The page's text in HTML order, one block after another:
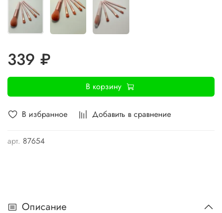
В избранное Добавить в сравнение
арт. 87654
339 ₽
В корзину
Описание